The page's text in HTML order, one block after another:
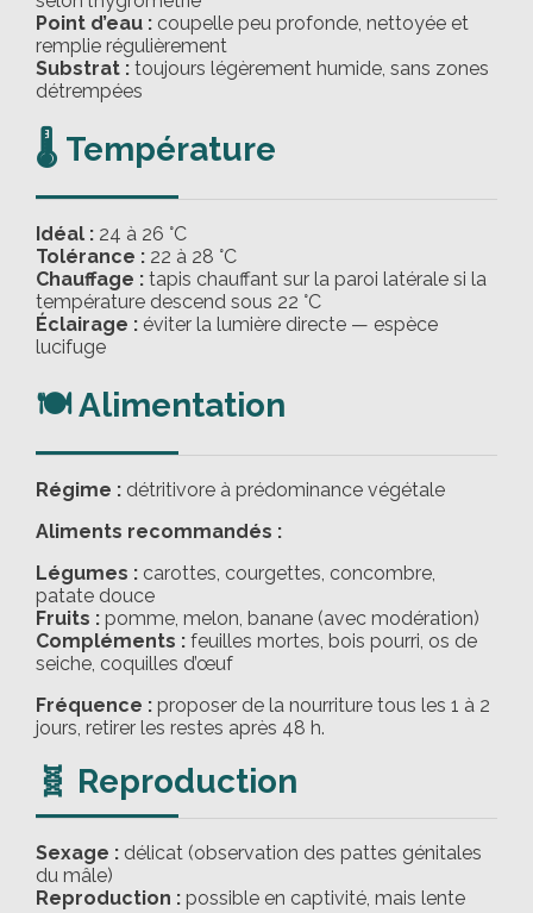
Point d’eau : coupelle peu profonde, nettoyée et
remplie régulièrement
Substrat : toujours légèrement humide, sans zones
détrempées
🌡️ Température
Idéal : 24 à 26 °C
Tolérance : 22 à 28 °C
Chauffage : tapis chauffant sur la paroi latérale si la
température descend sous 22 °C
Éclairage : éviter la lumière directe — espèce
lucifuge
🍽️ Alimentation
Régime : détritivore à prédominance végétale
Aliments recommandés :
Légumes : carottes, courgettes, concombre,
patate douce
Fruits : pomme, melon, banane (avec modération)
Compléments : feuilles mortes, bois pourri, os de
seiche, coquilles d’œuf
Fréquence : proposer de la nourriture tous les 1 à 2
jours, retirer les restes après 48 h.
🧬 Reproduction
Sexage : délicat (observation des pattes génitales
du mâle)
Reproduction : possible en captivité, mais lente